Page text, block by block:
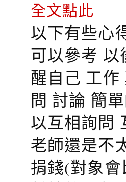
全文點此
以下有些心
可以參考
醒自己 工
問 討論 簡
以互相詢問
老師還是不
捐錢(對象